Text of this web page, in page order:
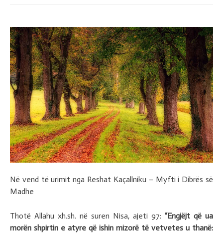
Në vend të urimit nga Reshat Kaçallniku – Myfti i Dibrës së
Madhe
Thotë Allahu xh.sh. në suren Nisa, ajeti 97: “Engjëjt që ua
morën shpirtin e atyre që ishin mizorë të vetvetes u thanë: